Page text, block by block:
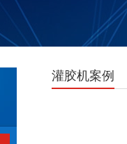
灌胶机案例